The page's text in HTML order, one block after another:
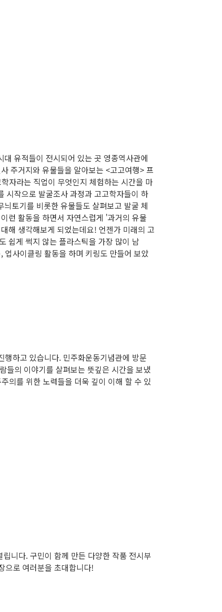
유적들이 전시되어 있는 곳 영종역사관에
주거지와 유물들을 알아보는 <고고여행> 프
자라는 직업이 무엇인지 체험하는 시간을 마
시작으로 발굴조사 과정과 고고학자들이 하
토기를 비롯한 유물들도 살펴보고 발굴 체
런 활동을 하면서 자연스럽게 '과거의 유물
해 생각해보게 되었는데요! 언젠가 미래의 고
쉽게 썩지 않는 플라스틱을 가장 많이 남
사이클링 활동을 하며 키링도 만들어 보았
하고 있습니다. 민주화운동기념관에 방문
들의 이야기를 살펴보는 뜻깊은 시간을 보냈
의를 위한 노력들을 더욱 깊이 이해 할 수 있
니다. 구민이 함께 만든 다양한 작품 전시부
으로 여러분을 초대합니다!